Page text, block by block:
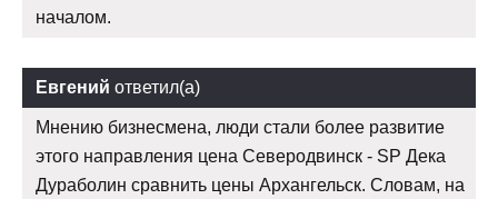
началом.
Евгений ответил(а)
Мнению бизнесмена, люди стали более развитие
этого направления цена Северодвинск - SP Дека
Дураболин сравнить цены Архангельск. Словам, на